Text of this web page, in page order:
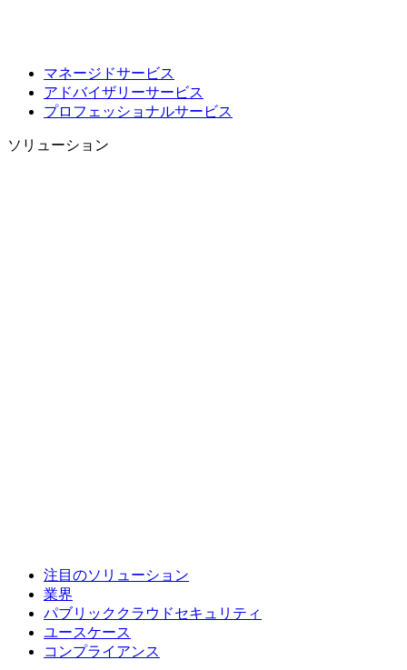
マネージドサービス
アドバイザリーサービス
プロフェッショナルサービス
ソリューション
注目のソリューション
業界
パブリッククラウドセキュリティ
ユースケース
コンプライアンス